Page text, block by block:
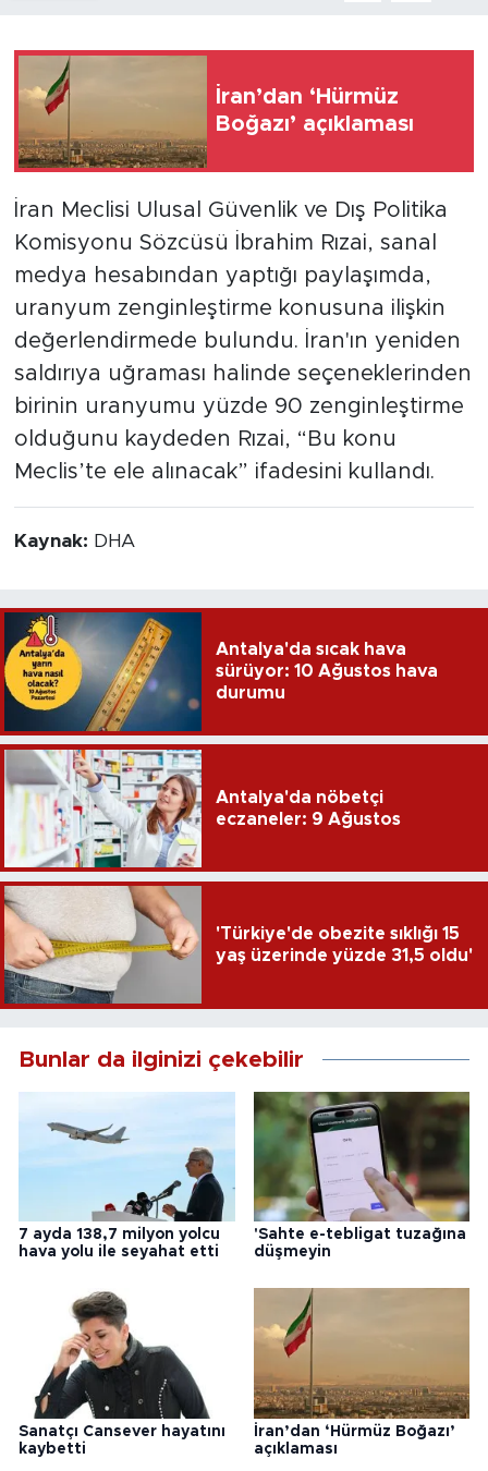
İran’dan ‘Hürmüz
Boğazı’ açıklaması
İran Meclisi Ulusal Güvenlik ve Dış Politika
Komisyonu Sözcüsü İbrahim Rızai, sanal
medya hesabından yaptığı paylaşımda,
uranyum zenginleştirme konusuna ilişkin
değerlendirmede bulundu. İran'ın yeniden
saldırıya uğraması halinde seçeneklerinden
birinin uranyumu yüzde 90 zenginleştirme
olduğunu kaydeden Rızai, “Bu konu
Meclis’te ele alınacak” ifadesini kullandı.
Kaynak: DHA
Antalya'da sıcak hava
sürüyor: 10 Ağustos hava
durumu
Antalya'da nöbetçi
eczaneler: 9 Ağustos
'Türkiye'de obezite sıklığı 15
yaş üzerinde yüzde 31,5 oldu'
Bunlar da ilginizi çekebilir
7 ayda 138,7 milyon yolcu
hava yolu ile seyahat etti
'Sahte e-tebligat tuzağına
düşmeyin
Sanatçı Cansever hayatını
kaybetti
İran’dan ‘Hürmüz Boğazı’
açıklaması